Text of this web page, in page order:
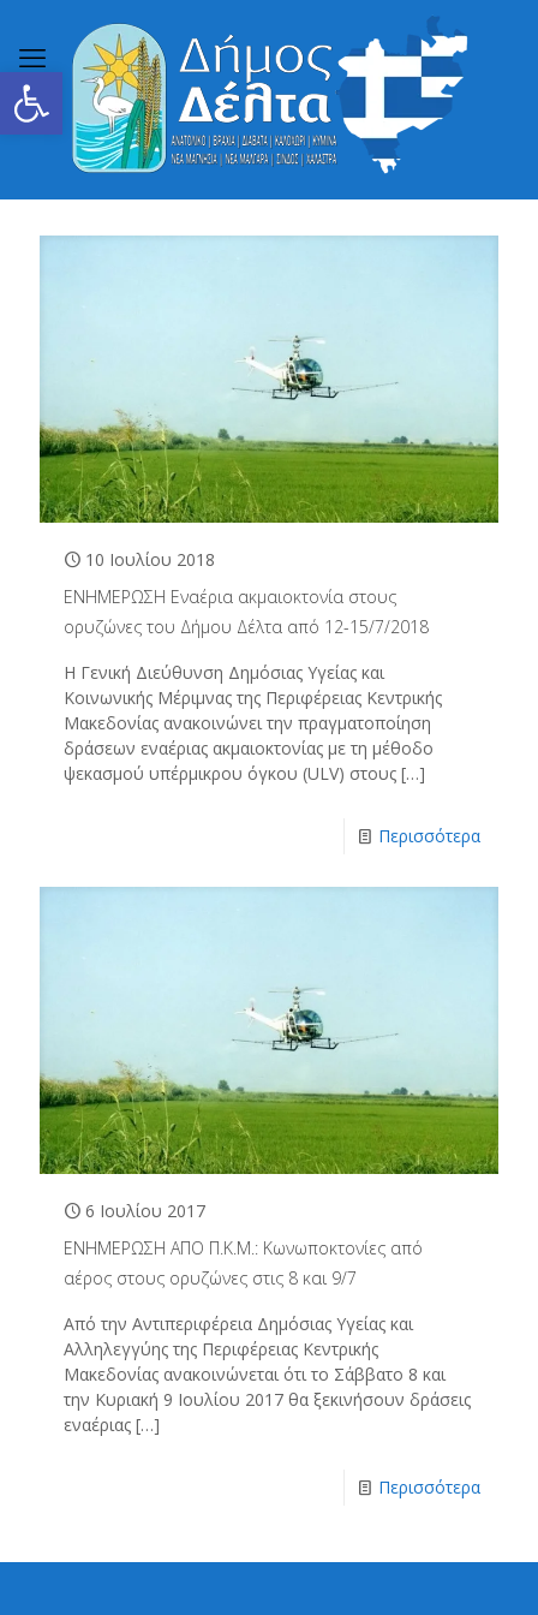
Ανοίξτε τη γραμμή εργαλείων
10 Ιουλίου 2018
ΕΝΗΜΕΡΩΣΗ Εναέρια ακμαιοκτονία στους
ορυζώνες του Δήμου Δέλτα από 12-15/7/2018
Η Γενική Διεύθυνση Δημόσιας Υγείας και
Κοινωνικής Μέριμνας της Περιφέρειας Κεντρικής
Μακεδονίας ανακοινώνει την πραγματοποίηση
δράσεων εναέριας ακμαιοκτονίας με τη μέθοδο
ψεκασμού υπέρμικρου όγκου (ULV) στους […]
Περισσότερα
6 Ιουλίου 2017
ΕΝΗΜΕΡΩΣΗ ΑΠΟ Π.Κ.Μ.: Κωνωποκτονίες από
αέρος στους ορυζώνες στις 8 και 9/7
Από την Αντιπεριφέρεια Δημόσιας Υγείας και
Αλληλεγγύης της Περιφέρειας Κεντρικής
Μακεδονίας ανακοινώνεται ότι το Σάββατο 8 και
την Κυριακή 9 Ιουλίου 2017 θα ξεκινήσουν δράσεις
εναέριας […]
Περισσότερα